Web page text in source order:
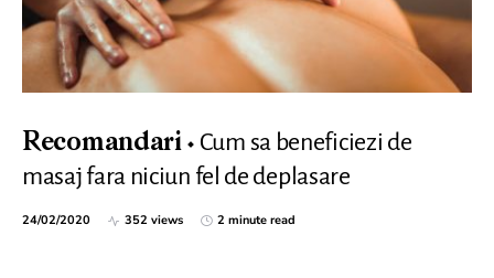
Recomandari
Cum sa beneficiezi de
masaj fara niciun fel de deplasare
24/02/2020 352 views 2 minute read